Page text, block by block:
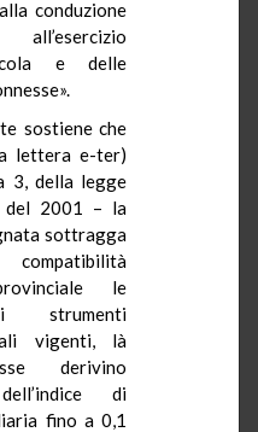
conduzione
e delle
sostiene che
lettera e-ter)
3, della legge
del 2001 – la
sottragga
le
strumenti
vigenti, là
derivino
di
fino a 0,1